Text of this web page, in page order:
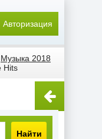
Авторизация
Музыка 2018
Hits
Найти